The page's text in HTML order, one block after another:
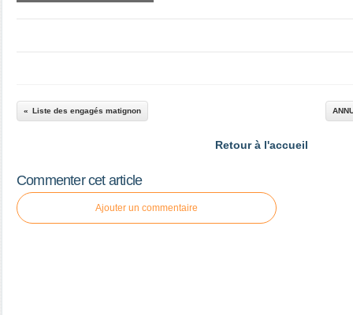
Liste des engagés matignon
Retour à l'accueil
Commenter cet article
Ajouter un commentaire